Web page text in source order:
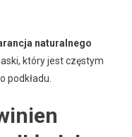
naturalnego
który jest częstym
podkładu.